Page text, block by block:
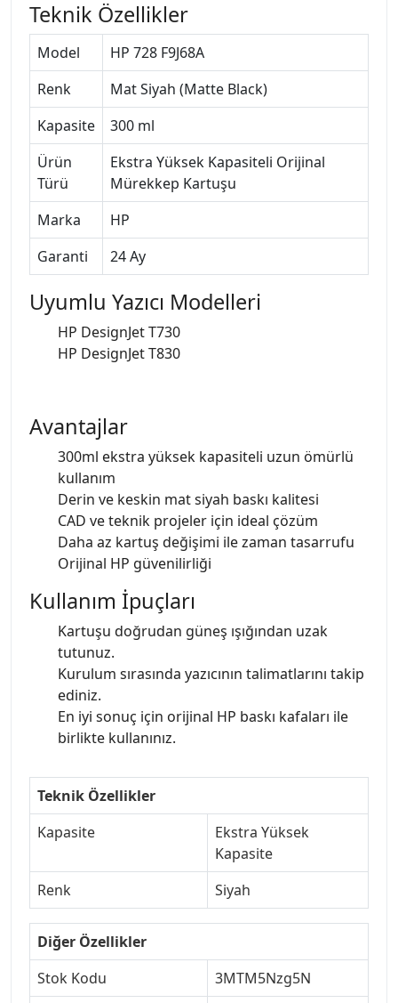
Teknik Özellikler
Model
HP 728 F9J68A
Renk
Mat Siyah (Matte Black)
Kapasite
300 ml
Ürün
Türü
Ekstra Yüksek Kapasiteli Orijinal
Mürekkep Kartuşu
Marka
HP
Garanti
24 Ay
Uyumlu Yazıcı Modelleri
HP DesignJet T730
HP DesignJet T830
Avantajlar
300ml ekstra yüksek kapasiteli uzun ömürlü
kullanım
Derin ve keskin mat siyah baskı kalitesi
CAD ve teknik projeler için ideal çözüm
Daha az kartuş değişimi ile zaman tasarrufu
Orijinal HP güvenilirliği
Kullanım İpuçları
Kartuşu doğrudan güneş ışığından uzak
tutunuz.
Kurulum sırasında yazıcının talimatlarını takip
ediniz.
En iyi sonuç için orijinal HP baskı kafaları ile
birlikte kullanınız.
Teknik Özellikler
Kapasite
Ekstra Yüksek
Kapasite
Renk
Siyah
Diğer Özellikler
Stok Kodu
3MTM5Nzg5N